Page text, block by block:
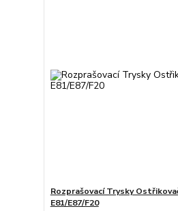
Rozprašovací Trysky
E81/E87/F20